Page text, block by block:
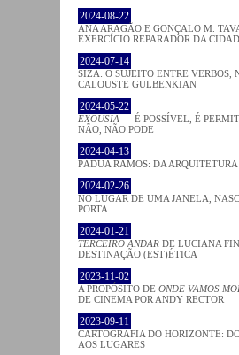
2024-08-22
ANA ARAGÃO E GONÇALO M.
EXERCÍCIO REPARADOR DA
2024-07-14
SIZA: O SUJEITO ENTRE VERBOS,
CALOUSTE GULBENKIAN
2024-05-22
EXOUSIA — É POSSÍVEL, É
NÃO, NÃO PODE
2024-04-13
PÁDUA RAMOS: DA
2024-02-26
NO LUGAR DE UMA JANELA,
PORTA
2024-01-21
TERCEIRO ANDAR DE LUCIANA
DESTINAÇÃO (EST)ÉTICA
2023-11-02
A PROPÓSITO DE ONDE VAMOS
DE CINEMA POR ANDY RECTOR
2023-09-11
CARTOGRAFIA DO HORIZONTE:
AOS LUGARES